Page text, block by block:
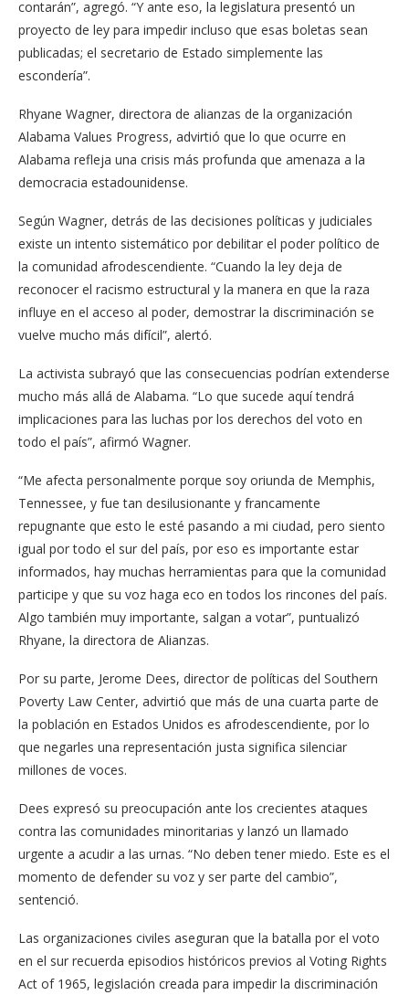
contarán”, agregó. “Y ante eso, la legislatura presentó un
proyecto de ley para impedir incluso que esas boletas sean
publicadas; el secretario de Estado simplemente las
escondería”.
Rhyane Wagner, directora de alianzas de la organización
Alabama Values Progress, advirtió que lo que ocurre en
Alabama refleja una crisis más profunda que amenaza a la
democracia estadounidense.
Según Wagner, detrás de las decisiones políticas y judiciales
existe un intento sistemático por debilitar el poder político de
la comunidad afrodescendiente. “Cuando la ley deja de
reconocer el racismo estructural y la manera en que la raza
influye en el acceso al poder, demostrar la discriminación se
vuelve mucho más difícil”, alertó.
La activista subrayó que las consecuencias podrían extenderse
mucho más allá de Alabama. “Lo que sucede aquí tendrá
implicaciones para las luchas por los derechos del voto en
todo el país”, afirmó Wagner.
“Me afecta personalmente porque soy oriunda de Memphis,
Tennessee, y fue tan desilusionante y francamente
repugnante que esto le esté pasando a mi ciudad, pero siento
igual por todo el sur del país, por eso es importante estar
informados, hay muchas herramientas para que la comunidad
participe y que su voz haga eco en todos los rincones del país.
Algo también muy importante, salgan a votar”, puntualizó
Rhyane, la directora de Alianzas.
Por su parte, Jerome Dees, director de políticas del Southern
Poverty Law Center, advirtió que más de una cuarta parte de
la población en Estados Unidos es afrodescendiente, por lo
que negarles una representación justa significa silenciar
millones de voces.
Dees expresó su preocupación ante los crecientes ataques
contra las comunidades minoritarias y lanzó un llamado
urgente a acudir a las urnas. “No deben tener miedo. Este es el
momento de defender su voz y ser parte del cambio”,
sentenció.
Las organizaciones civiles aseguran que la batalla por el voto
en el sur recuerda episodios históricos previos al Voting Rights
Act of 1965, legislación creada para impedir la discriminación